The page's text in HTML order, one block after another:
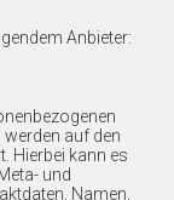
Anbieter:
werden auf den
Hierbei kann es
und
Namen,